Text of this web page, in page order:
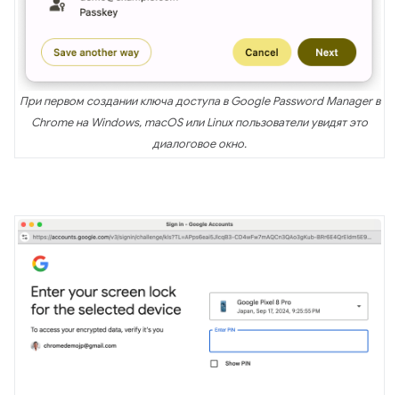
При первом создании ключа доступа в Google Password Manager в
Chrome на Windows, macOS или Linux пользователи увидят это
диалоговое окно.